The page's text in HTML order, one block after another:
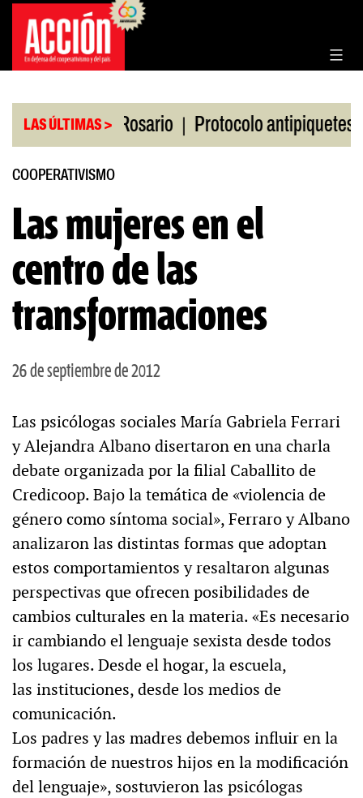
Saltar
contenido
LAS ÚLTIMAS >
la Bolsa de Rosario | Protocolo antipiquetes |
COOPERATIVISMO
Las mujeres en el
centro de las
transformaciones
26 de septiembre de 2012
Las psicólogas sociales María Gabriela Ferrari
y Alejandra Albano disertaron en una charla
debate organizada por la filial Caballito de
Credicoop. Bajo la temática de «violencia de
género como síntoma social», Ferraro y Albano
analizaron las distintas formas que adoptan
estos comportamientos y resaltaron algunas
perspectivas que ofrecen posibilidades de
cambios culturales en la materia. «Es necesario
ir cambiando el lenguaje sexista desde todos
los lugares. Desde el hogar, la escuela,
las instituciones, desde los medios de
comunicación.
Los padres y las madres debemos influir en la
formación de nuestros hijos en la modificación
del lenguaje», sostuvieron las psicólogas